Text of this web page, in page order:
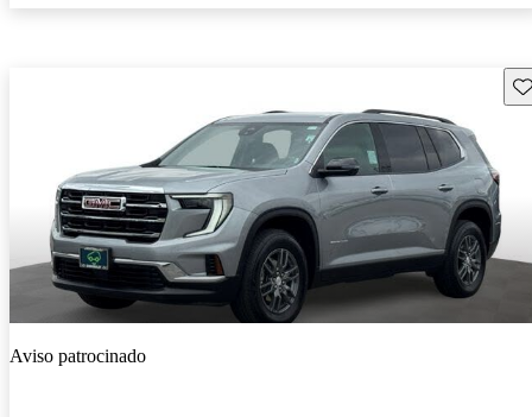
Aviso patrocinado